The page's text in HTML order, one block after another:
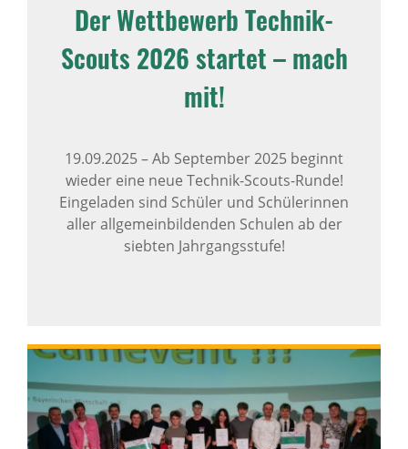
Der Wettbewerb Technik-
Scouts 2026 startet – mach
mit!
19.09.2025–Ab September 2025 beginnt
wieder eine neue Technik-Scouts-Runde!
Eingeladen sind Schüler und Schülerinnen
aller allgemeinbildenden Schulen ab der
siebten Jahrgangsstufe!